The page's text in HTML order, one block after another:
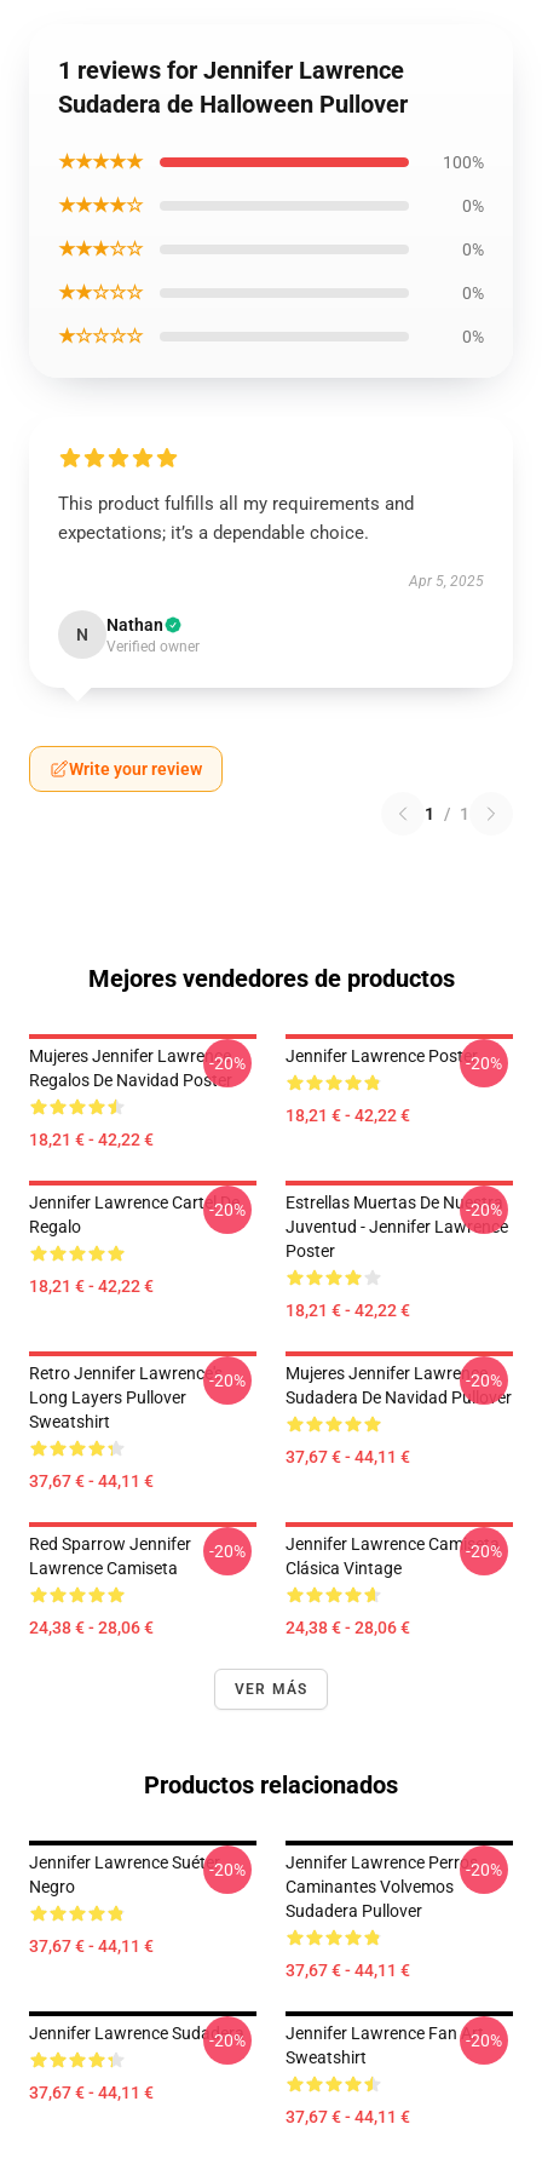
1 reviews for Jennifer Lawrence
Sudadera de Halloween Pullover
★★★★★ 100%
★★★★☆ 0%
★★★☆☆ 0%
★★☆☆☆ 0%
★☆☆☆☆ 0%
This product fulfills all my requirements and
expectations; it’s a dependable choice.
Apr 5, 2025
N Nathan
Verified owner
Write your review
1 / 1
Mejores vendedores de productos
Mujeres Jennifer Lawrence
Regalos De Navidad Poster
18,21 € - 42,22 €
-20% Jennifer Lawrence Poster
18,21 € - 42,22 €
-20%
Jennifer Lawrence Cartel De
Regalo
18,21 € - 42,22 €
-20%
Estrellas Muertas De Nuestra
Juventud - Jennifer Lawrence
Poster
18,21 € - 42,22 €
-20%
Retro Jennifer Lawrence's
Long Layers Pullover
Sweatshirt
37,67 € - 44,11 €
-20%
Mujeres Jennifer Lawrence
Sudadera De Navidad Pullover
37,67 € - 44,11 €
-20%
Red Sparrow Jennifer
Lawrence Camiseta
24,38 € - 28,06 €
-20%
Jennifer Lawrence Camiseta
Clásica Vintage
24,38 € - 28,06 €
-20%
VER MÁS
Productos relacionados
Jennifer Lawrence Suéter
Negro
37,67 € - 44,11 €
-20%
Jennifer Lawrence Perros
Caminantes Volvemos
Sudadera Pullover
37,67 € - 44,11 €
-20%
Jennifer Lawrence Sudadera
37,67 € - 44,11 €
-20%
Jennifer Lawrence Fan Art
Sweatshirt
37,67 € - 44,11 €
-20%